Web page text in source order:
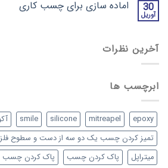
30
آوریل
اماده سازی برای چسب کاری
آخرین نظرات
ابرچسب ها
epoxy
mitreapel
silicone
smile
تمیز کردن چسب یک دو سه از دست و سطوح
میتراپل
پاک کردن چسب پاک کردن چسب